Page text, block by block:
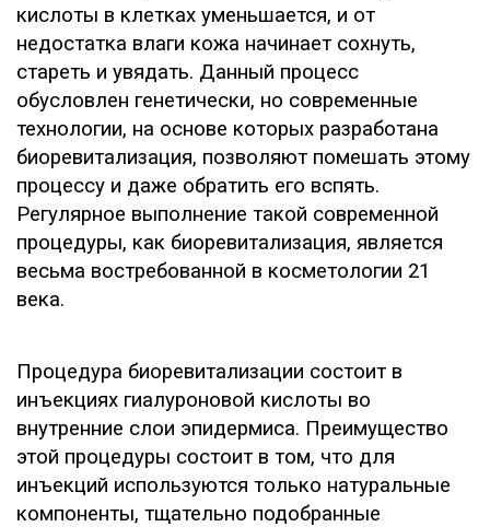
кислоты в клетках уменьшается, и от
недостатка влаги кожа начинает сохнуть,
стареть и увядать. Данный процесс
обусловлен генетически, но современные
технологии, на основе которых разработана
биоревитализация, позволяют помешать этому
процессу и даже обратить его вспять.
Регулярное выполнение такой современной
процедуры, как биоревитализация, является
весьма востребованной в косметологии 21
века.
Процедура биоревитализации состоит в
инъекциях гиалуроновой кислоты во
внутренние слои эпидермиса. Преимущество
этой процедуры состоит в том, что для
инъекций используются только натуральные
компоненты, тщательно подобранные